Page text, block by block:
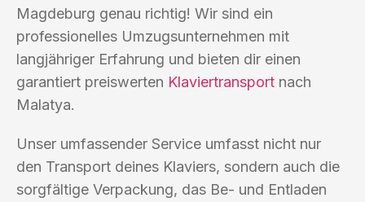
Magdeburg genau richtig! Wir sind ein
professionelles Umzugsunternehmen mit
langjähriger Erfahrung und bieten dir einen
garantiert preiswerten Klaviertransport nach
Malatya.
Unser umfassender Service umfasst nicht nur
den Transport deines Klaviers, sondern auch die
sorgfältige Verpackung, das Be- und Entladen